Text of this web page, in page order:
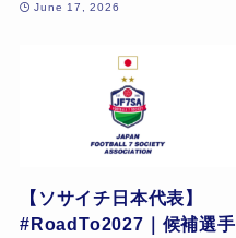
June 17, 2026
【ソサイチ日本代表】
#RoadTo2027｜候補選手